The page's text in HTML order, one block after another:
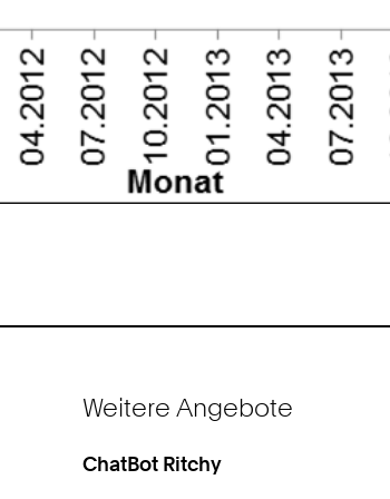
Weitere Angebote
ChatBot Ritchy